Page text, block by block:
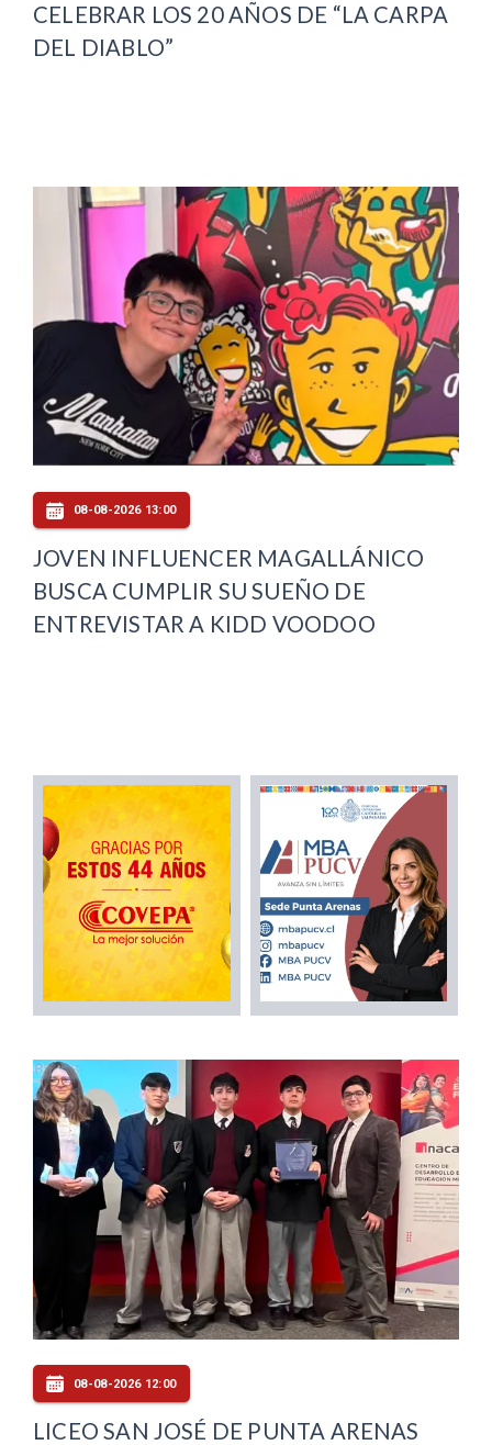
CELEBRAR LOS 20 AÑOS DE “LA CARPA
DEL DIABLO”
08-08-2026 13:00
JOVEN INFLUENCER MAGALLÁNICO
BUSCA CUMPLIR SU SUEÑO DE
ENTREVISTAR A KIDD VOODOO
08-08-2026 12:00
LICEO SAN JOSÉ DE PUNTA ARENAS